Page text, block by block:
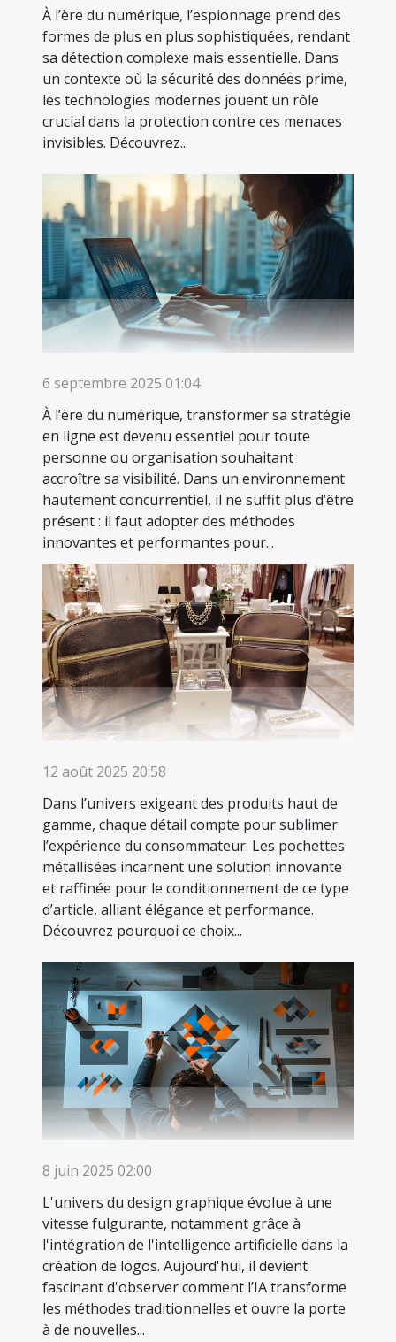
À l’ère du numérique, l’espionnage prend des
formes de plus en plus sophistiquées, rendant
sa détection complexe mais essentielle. Dans
un contexte où la sécurité des données prime,
les technologies modernes jouent un rôle
crucial dans la protection contre ces menaces
invisibles. Découvrez...
6 septembre 2025 01:04
À l’ère du numérique, transformer sa stratégie
en ligne est devenu essentiel pour toute
personne ou organisation souhaitant
accroître sa visibilité. Dans un environnement
hautement concurrentiel, il ne suffit plus d’être
présent : il faut adopter des méthodes
innovantes et performantes pour...
12 août 2025 20:58
Dans l’univers exigeant des produits haut de
gamme, chaque détail compte pour sublimer
l’expérience du consommateur. Les pochettes
métallisées incarnent une solution innovante
et raffinée pour le conditionnement de ce type
d’article, alliant élégance et performance.
Découvrez pourquoi ce choix...
8 juin 2025 02:00
L'univers du design graphique évolue à une
vitesse fulgurante, notamment grâce à
l'intégration de l'intelligence artificielle dans la
création de logos. Aujourd'hui, il devient
fascinant d'observer comment l’IA transforme
les méthodes traditionnelles et ouvre la porte
à de nouvelles...